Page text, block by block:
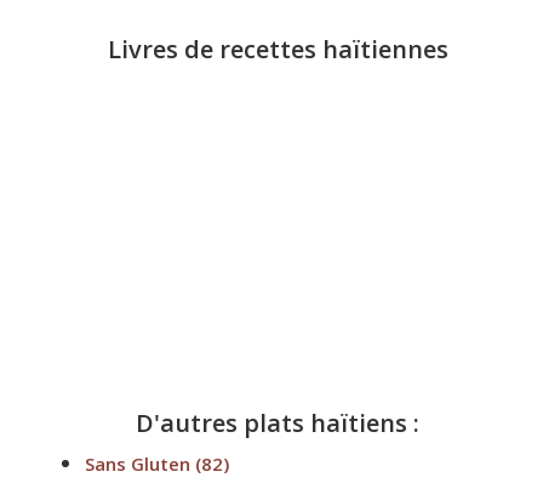
Livres de recettes haïtiennes
D'autres plats haïtiens :
Sans Gluten (82)